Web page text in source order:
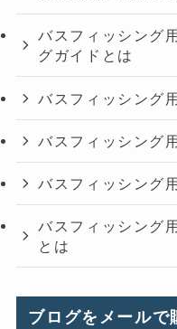
バスフィッシング
グガイドとは
バスフィッシング
バスフィッシング
バスフィッシング
バスフィッシング
とは
ブログをメールで